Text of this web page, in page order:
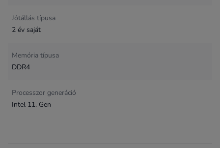
Jótállás típusa
2 év saját
Memória típusa
DDR4
Processzor generáció
Intel 11. Gen